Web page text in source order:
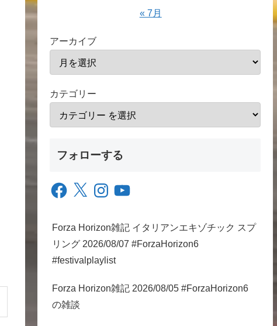
« 7月
アーカイブ
カテゴリー
フォローする
Facebook
X InstagramYouTube
Forza Horizon雑記 イタリアンエキゾチック スプ
リング 2026/08/07 #ForzaHorizon6
#festivalplaylist
Forza Horizon雑記 2026/08/05 #ForzaHorizon6
の雑談